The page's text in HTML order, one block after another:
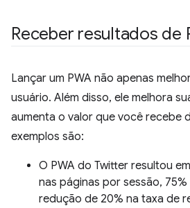
Receber resultados de
Lançar um PWA não apenas
usuário. Além disso, ele melhora
aumenta o valor que você recebe
exemplos são:
O PWA do Twitter resultou
nas páginas por sessão, 75%
redução de 20% na taxa de